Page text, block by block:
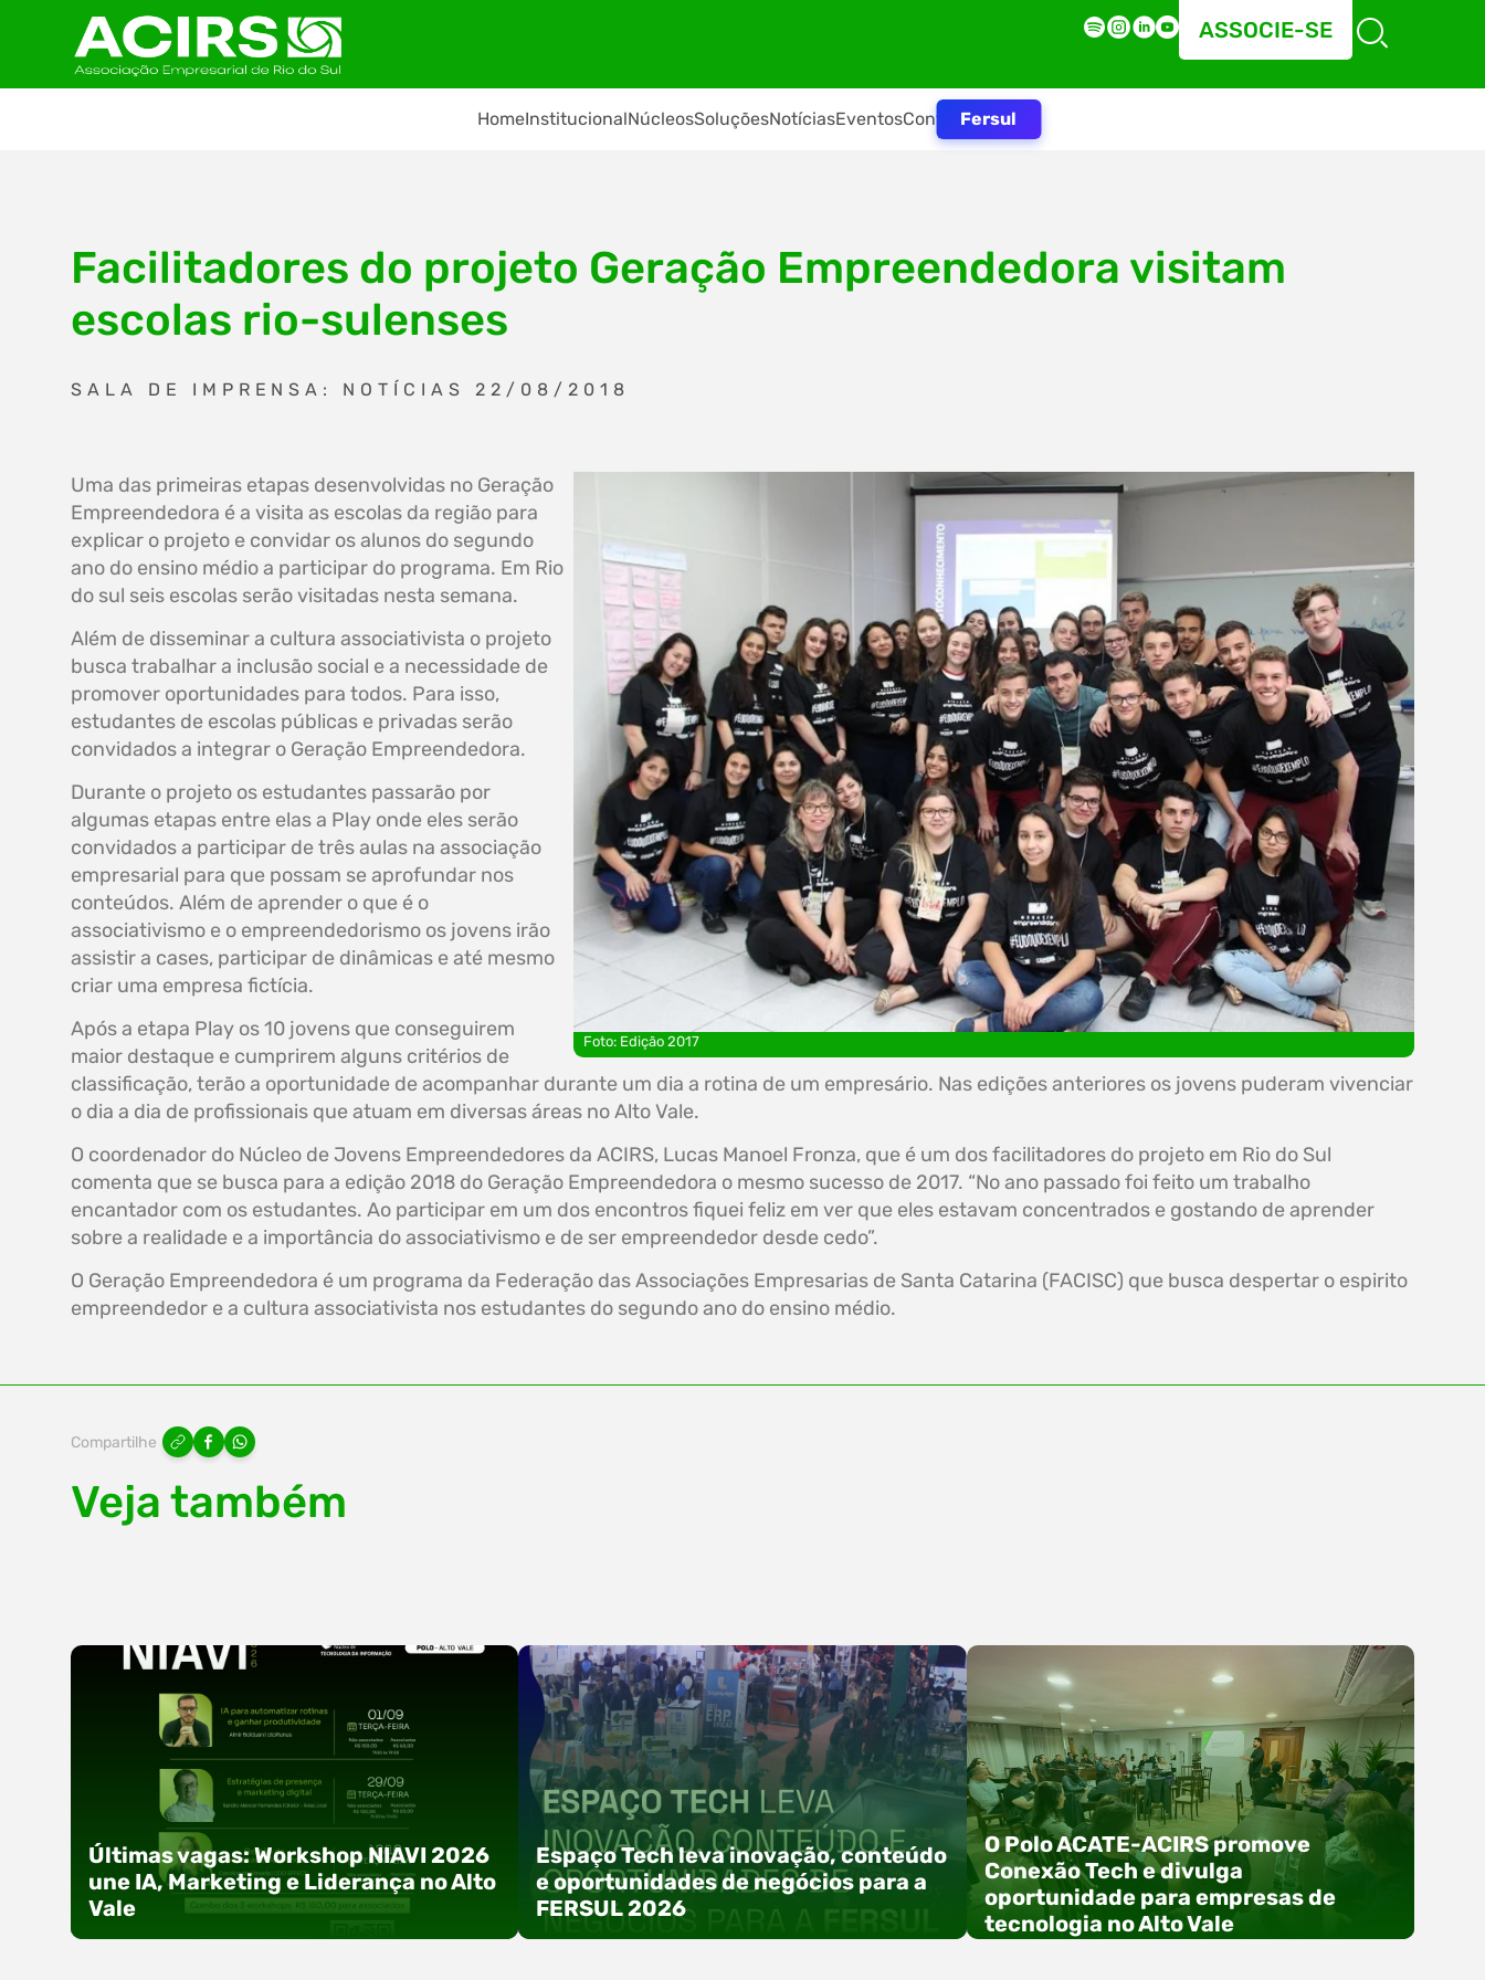
ASSOCIE-SE
HomeInstitucionalNúcleosSoluçõesNotíciasEventosContatoFersul
Facilitadores do projeto Geração Empreendedora visitam
escolas rio-sulenses
SALA DE IMPRENSA: NOTÍCIAS 22/08/2018
Foto: Edição 2017
Uma das primeiras etapas desenvolvidas no Geração
Empreendedora é a visita as escolas da região para
explicar o projeto e convidar os alunos do segundo
ano do ensino médio a participar do programa. Em Rio
do sul seis escolas serão visitadas nesta semana.
Além de disseminar a cultura associativista o projeto
busca trabalhar a inclusão social e a necessidade de
promover oportunidades para todos. Para isso,
estudantes de escolas públicas e privadas serão
convidados a integrar o Geração Empreendedora.
Durante o projeto os estudantes passarão por
algumas etapas entre elas a Play onde eles serão
convidados a participar de três aulas na associação
empresarial para que possam se aprofundar nos
conteúdos. Além de aprender o que é o
associativismo e o empreendedorismo os jovens irão
assistir a cases, participar de dinâmicas e até mesmo
criar uma empresa fictícia.
Após a etapa Play os 10 jovens que conseguirem
maior destaque e cumprirem alguns critérios de
classificação, terão a oportunidade de acompanhar durante um dia a rotina de um empresário. Nas edições anteriores os jovens puderam vivenciar
o dia a dia de profissionais que atuam em diversas áreas no Alto Vale.
O coordenador do Núcleo de Jovens Empreendedores da ACIRS, Lucas Manoel Fronza, que é um dos facilitadores do projeto em Rio do Sul
comenta que se busca para a edição 2018 do Geração Empreendedora o mesmo sucesso de 2017. “No ano passado foi feito um trabalho
encantador com os estudantes. Ao participar em um dos encontros fiquei feliz em ver que eles estavam concentrados e gostando de aprender
sobre a realidade e a importância do associativismo e de ser empreendedor desde cedo”.
O Geração Empreendedora é um programa da Federação das Associações Empresarias de Santa Catarina (FACISC) que busca despertar o espirito
empreendedor e a cultura associativista nos estudantes do segundo ano do ensino médio.
Compartilhe
Veja também
Últimas vagas: Workshop NIAVI 2026
une IA, Marketing e Liderança no Alto
Vale
Espaço Tech leva inovação, conteúdo
e oportunidades de negócios para a
FERSUL 2026
O Polo ACATE-ACIRS promove
Conexão Tech e divulga
oportunidade para empresas de
tecnologia no Alto Vale